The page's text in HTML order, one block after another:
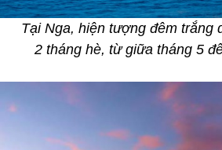
Tại Nga, hiện tượng đêm trắng
2 tháng hè, từ giữa tháng 5